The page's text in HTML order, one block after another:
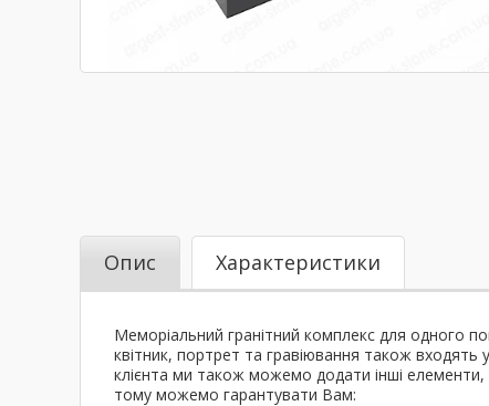
Опис Характеристики
Меморіальний гранітний комплекс для одного
квітник, портрет та гравіювання також
клієнта ми також можемо додати інші
тому можемо гарантувати Вам: